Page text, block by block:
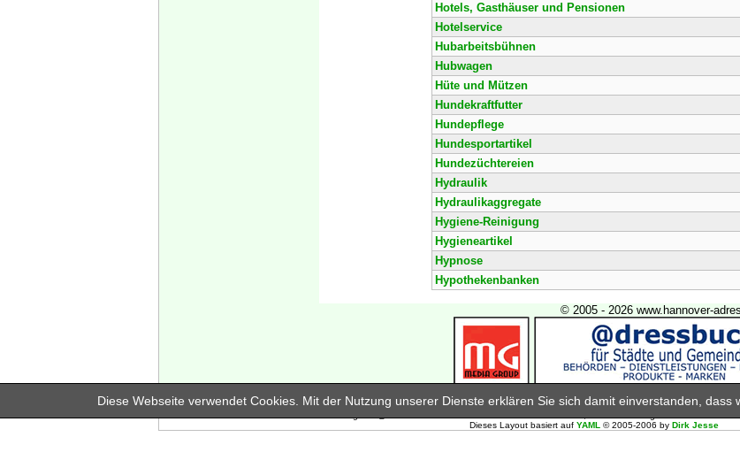
Diese Webseite verwendet Cookies. Mit der Nutzung unserer Dienste erklären Sie sich damit einverstanden, dass
Hotels, Gasthäuser und Pensionen
Hotelservice
Hubarbeitsbühnen
Hubwagen
Hüte und Mützen
Hundekraftfutter
Hundepflege
Hundesportartikel
Hundezüchtereien
Hydraulik
Hydraulikaggregate
Hygiene-Reinigung
Hygieneartikel
Hypnose
Hypothekenbanken
© 2005 - 2026 www.hannover-
Industrie- und Handelsverlag
Dieses Layout basiert auf YAML © 2005-2006 by Dirk Jesse